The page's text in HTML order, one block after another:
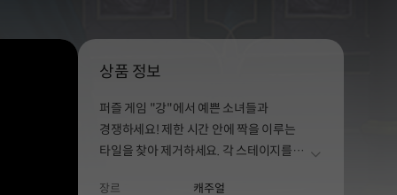
상품 정보
퍼즐 게임 "강"에서 예쁜 소녀들과
경쟁하세요! 제한 시간 안에 짝을 이루는
타일을 찾아 제거하세요. 각 스테이지를
더보기
장르 캐주얼